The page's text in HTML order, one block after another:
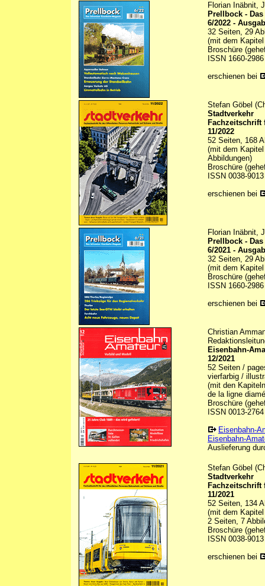
Florian Inäbnit,
Prellbock -
6/2022 -
32 Seiten, 29
(mit dem
Broschüre
ISSN 1660-2986
erschienen bei
Stefan Göbel
Stadtverkehr
Fachzeitschrift
11/2022
52 Seiten, 168
(mit dem
Abbildungen)
Broschüre
ISSN 0038-9013
erschienen bei
Florian Inäbnit,
Prellbock -
6/2021 -
32 Seiten, 29
(mit dem
Broschüre
ISSN 1660-2986
erschienen bei
Christian
Eisenbahn-
12/2021
52 Seiten /
vierfarbig /
(mit den
de la ligne
Broschüre
ISSN 0013-2764
Eisenbahn-
Eisenbahn-
Auslieferung
Stefan Göbel
Stadtverkehr
Fachzeitschrift
11/2021
52 Seiten, 134
(mit dem
2 Seiten, 7
Broschüre
ISSN 0038-9013
erschienen bei